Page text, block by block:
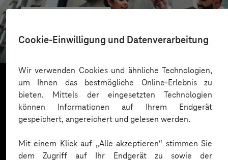
Cookie-Einwilligung und Datenverarbeitung
Wir verwenden Cookies und ähnliche Technologien,
um Ihnen das bestmögliche Online-Erlebnis zu
bieten. Mittels der eingesetzten Technologien
können Informationen auf Ihrem Endgerät
gespeichert, angereichert und gelesen werden.
Mit einem Klick auf „Alle akzeptieren“ stimmen Sie
dem Zugriff auf Ihr Endgerät zu sowie der
Erfolgreiche Transformation durch gezielte
Change-Begleitung
Mehr laden